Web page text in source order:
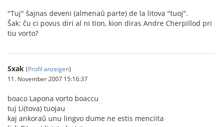
"Tuj" ŝajnas deveni (almenaŭ parte) de la litova "tuoj".
Ŝak: ĉu ci povus diri al ni tion, kion diras Andre Cherpillod pri
tiu vorto?
Sxak (Profil anzeigen)
11. November 2007 15:16:37
boaco Lapona vorto boaccu
tuj Li(tova) tuojau
kaj ankoraŭ unu lingvo dume ne estis menciita